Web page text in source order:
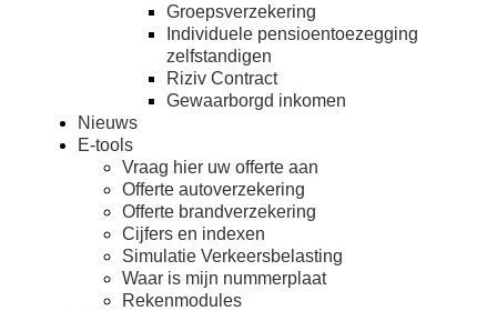
Groepsverzekering
Individuele pensioentoezegging
zelfstandigen
Riziv Contract
Gewaarborgd inkomen
Nieuws
E-tools
Vraag hier uw offerte aan
Offerte autoverzekering
Offerte brandverzekering
Cijfers en indexen
Simulatie Verkeersbelasting
Waar is mijn nummerplaat
Rekenmodules